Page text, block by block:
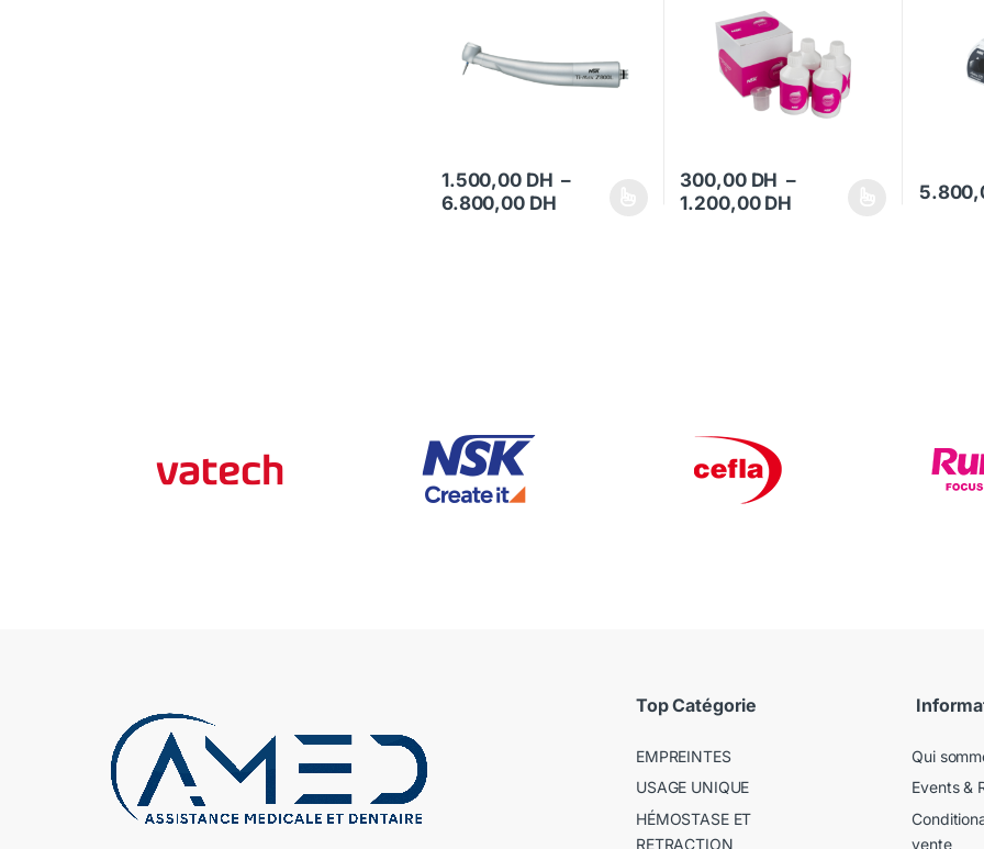
1.500,00 DH –
6.800,00 DHPlage de prix : 1.500,00 DH à 6.800,00 DH
Ce produit a plusieurs variations. Les options peuvent être choisies sur la
300,00 DH –
1.200,00 DHPlage de prix :
Ce produit a plusieurs variations. Les
Top Catégorie
EMPREINTES
USAGE UNIQUE
HÉMOSTASE ET
RETRACTION
Qui
Events &
vente